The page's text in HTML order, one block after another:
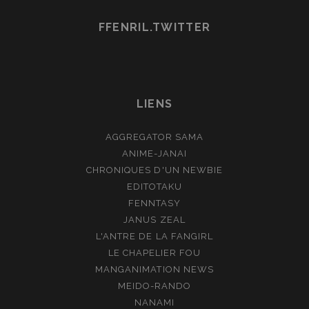
FFENRIL.TWITTER
LIENS
AGGREGATOR SAMA
ANIME-JANAI
CHRONIQUES D'UN NEWBIE
EDITOTAKU
FENNTASY
JANUS ZEAL
L'ANTRE DE LA FANGIRL
LE CHAPELIER FOU
MANGANIMATION NEWS
MEIDO-RANDO
NANAMI